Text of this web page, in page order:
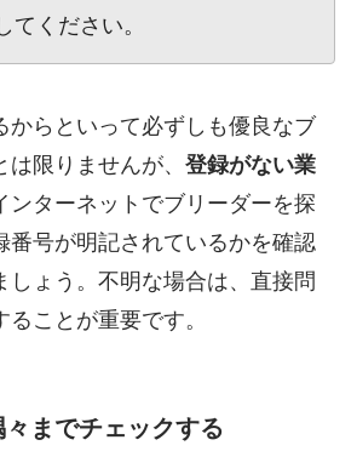
てください。
からといって必ずしも優良なブ
限りませんが、 登録がない業
ンターネットでブリーダーを探
番号が明記されているかを確認
しょう。不明な場合は、直接問
ことが重要です。
までチェックする